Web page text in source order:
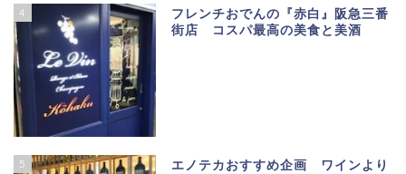
4
フレンチおでんの『赤白』阪急三番
街店 コスパ最高の美食と美酒
5
エノテカおすすめ企画 ワインより